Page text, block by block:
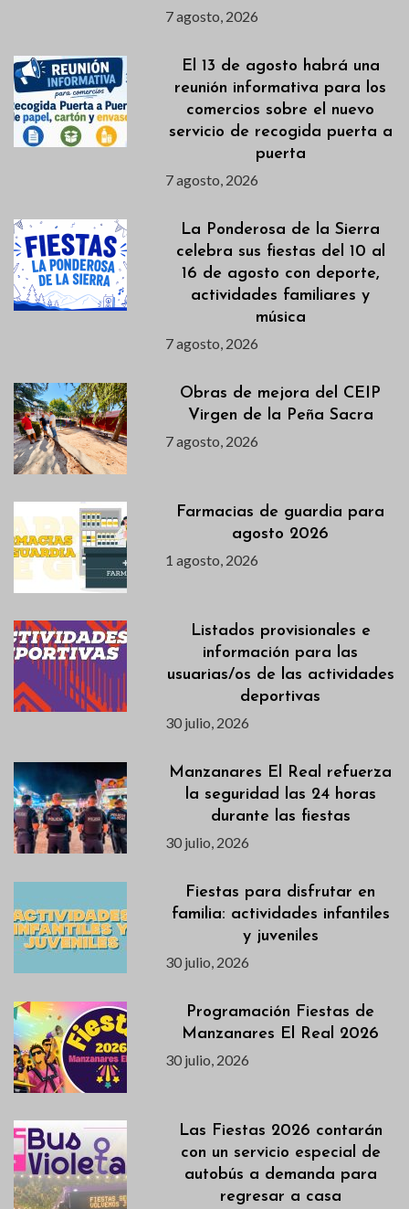
7 agosto, 2026
El 13 de agosto habrá una
reunión informativa para los
comercios sobre el nuevo
servicio de recogida puerta a
puerta
7 agosto, 2026
La Ponderosa de la Sierra
celebra sus fiestas del 10 al
16 de agosto con deporte,
actividades familiares y
música
7 agosto, 2026
Obras de mejora del CEIP
Virgen de la Peña Sacra
7 agosto, 2026
Farmacias de guardia para
agosto 2026
1 agosto, 2026
Listados provisionales e
información para las
usuarias/os de las actividades
deportivas
30 julio, 2026
Manzanares El Real refuerza
la seguridad las 24 horas
durante las fiestas
30 julio, 2026
Fiestas para disfrutar en
familia: actividades infantiles
y juveniles
30 julio, 2026
Programación Fiestas de
Manzanares El Real 2026
30 julio, 2026
Las Fiestas 2026 contarán
con un servicio especial de
autobús a demanda para
regresar a casa